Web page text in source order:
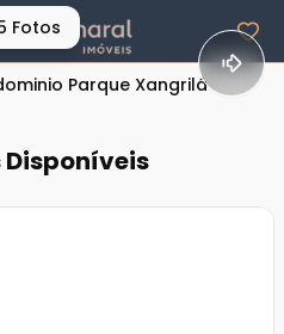
Fotos
Parque Xangrilá
Disponíveis